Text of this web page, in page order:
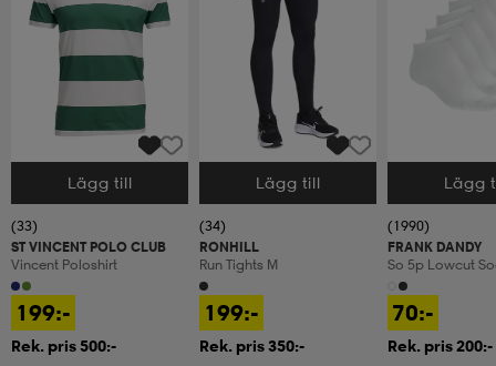
Välj storlek
Lägg till
(33)
ST VINCENT POLO CLUB
Vincent Poloshirt
199:-
Rek. pris 500:-
Välj storlek
Lägg till
(34)
RONHILL
Run Tights M
199:-
Rek. pris 350:-
Välj storlek
Lägg
(1990)
FRANK DANDY
So 5p Lowcut
70:-
Rek. pris 200:-